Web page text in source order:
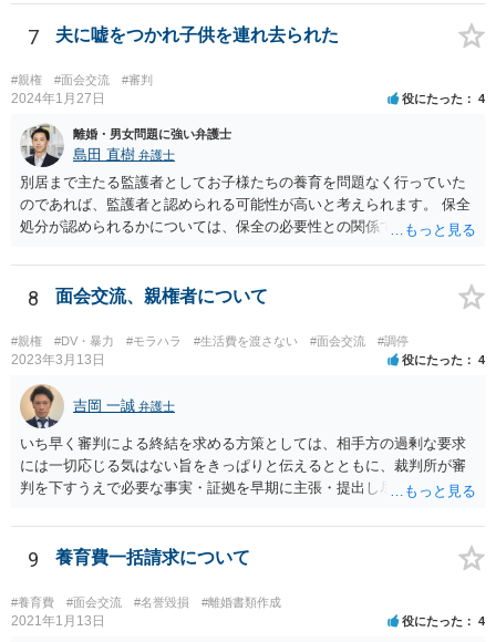
というのは 代理人の同意がない以上、難しいかもしれません。 以上は
あくまでネットで断片的に事情をお聞きした限りの意見ですので、詳
て、弁護士に面談相談に行くのが一番だと思います。
7 夫に嘘をつかれ子供を連れ去られた
#親権 #面会交流 #審判
2024年1月27日 役にたった 4
離婚・男女問題に強い弁護士
島田 直樹 弁護士
別居まで主たる監護者としてお子様たちの養育を問題なく行っていた
のであれば、監護者と認められる可能性が高いと考えられます。 保全
処分が認められるかについては、保全の必要性との関係でなんともい
す。 精神的なご負担も大きいと思いますが、担当の弁護士とよく相談
しながら手続を進めてください。
8 面会交流、親権者について
#親権 #DV・暴力 #モラハラ #生活費を渡さない #面会交流 #調停
2023年3月13日 役にたった 4
吉岡 一誠 弁護士
いち早く審判による終結を求める方策としては、相手方の過剰な要求
には一切応じる気はない旨をきっぱりと伝えるとともに、裁判所が審
判を下すうえで必要な事実・証拠を早期に主張・提出し尽くすという
ディーに進められる可能性もあるところなので、上記岡本先生がおっ
しゃるように、法テラスの利用も検討されるのが良いかと思います。
9 養育費一括請求について
#養育費 #面会交流 #名誉毀損 #離婚書類作成
2021年1月13日 役にたった 4